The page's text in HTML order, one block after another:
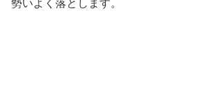
勢いよく落とします。